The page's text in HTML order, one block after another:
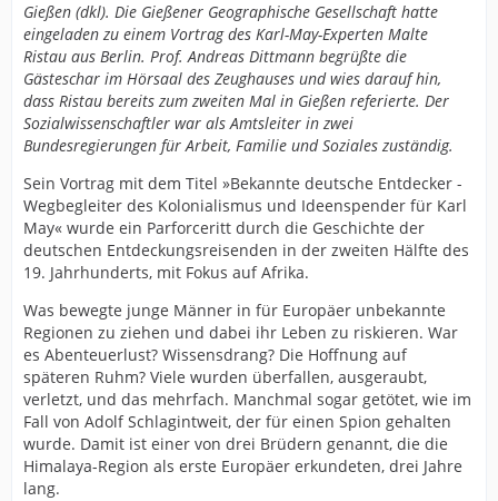
Gießen (dkl). Die Gießener Geographische Gesellschaft hatte
eingeladen zu einem Vortrag des Karl-May-Experten Malte
Ristau aus Berlin. Prof. Andreas Dittmann begrüßte die
Gästeschar im Hörsaal des Zeughauses und wies darauf hin,
dass Ristau bereits zum zweiten Mal in Gießen referierte. Der
Sozialwissenschaftler war als Amtsleiter in zwei
Bundesregierungen für Arbeit, Familie und Soziales zuständig.
Sein Vortrag mit dem Titel »Bekannte deutsche Entdecker -
Wegbegleiter des Kolonialismus und Ideenspender für Karl
May« wurde ein Parforceritt durch die Geschichte der
deutschen Entdeckungsreisenden in der zweiten Hälfte des
19. Jahrhunderts, mit Fokus auf Afrika.
Was bewegte junge Männer in für Europäer unbekannte
Regionen zu ziehen und dabei ihr Leben zu riskieren. War
es Abenteuerlust? Wissensdrang? Die Hoffnung auf
späteren Ruhm? Viele wurden überfallen, ausgeraubt,
verletzt, und das mehrfach. Manchmal sogar getötet, wie im
Fall von Adolf Schlagintweit, der für einen Spion gehalten
wurde. Damit ist einer von drei Brüdern genannt, die die
Himalaya-Region als erste Europäer erkundeten, drei Jahre
lang.